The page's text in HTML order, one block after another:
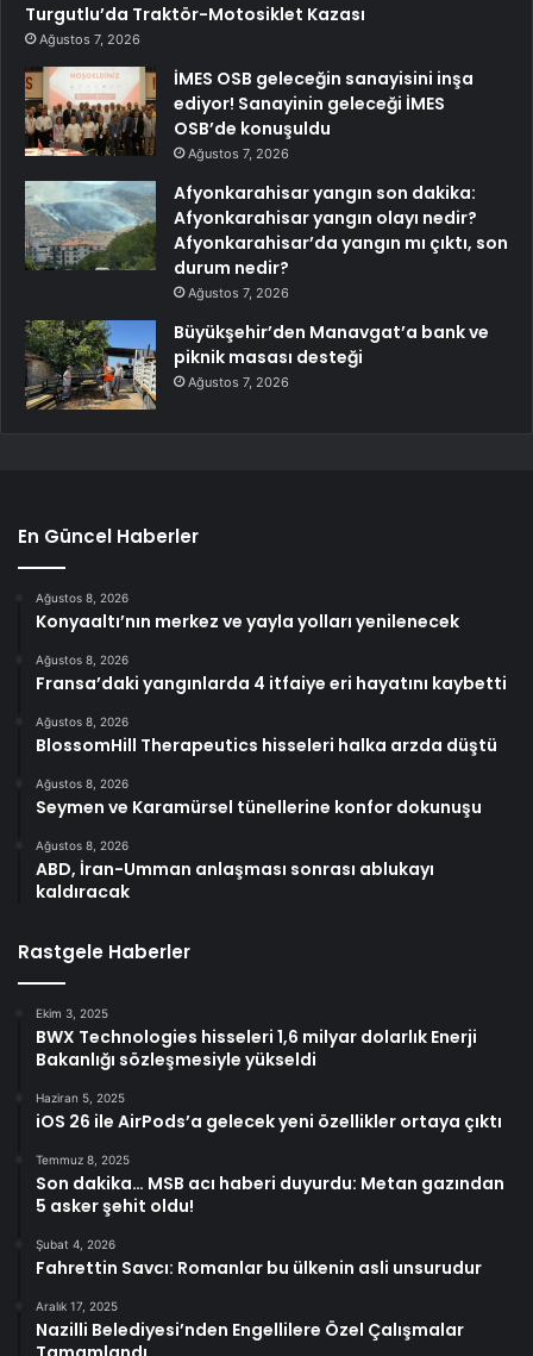
Turgutlu’da Traktör-Motosiklet Kazası
Ağustos 7, 2026
İMES OSB geleceğin sanayisini inşa
ediyor! Sanayinin geleceği İMES
OSB’de konuşuldu
Ağustos 7, 2026
Afyonkarahisar yangın son dakika:
Afyonkarahisar yangın olayı nedir?
Afyonkarahisar’da yangın mı çıktı, son
durum nedir?
Ağustos 7, 2026
Büyükşehir’den Manavgat’a bank ve
piknik masası desteği
Ağustos 7, 2026
En Güncel Haberler
Ağustos 8, 2026
Konyaaltı’nın merkez ve yayla yolları yenilenecek
Ağustos 8, 2026
Fransa’daki yangınlarda 4 itfaiye eri hayatını kaybetti
Ağustos 8, 2026
BlossomHill Therapeutics hisseleri halka arzda düştü
Ağustos 8, 2026
Seymen ve Karamürsel tünellerine konfor dokunuşu
Ağustos 8, 2026
ABD, İran-Umman anlaşması sonrası ablukayı
kaldıracak
Rastgele Haberler
Ekim 3, 2025
BWX Technologies hisseleri 1,6 milyar dolarlık Enerji
Bakanlığı sözleşmesiyle yükseldi
Haziran 5, 2025
iOS 26 ile AirPods’a gelecek yeni özellikler ortaya çıktı
Temmuz 8, 2025
Son dakika… MSB acı haberi duyurdu: Metan gazından
5 asker şehit oldu!
Şubat 4, 2026
Fahrettin Savcı: Romanlar bu ülkenin asli unsurudur
Aralık 17, 2025
Nazilli Belediyesi’nden Engellilere Özel Çalışmalar